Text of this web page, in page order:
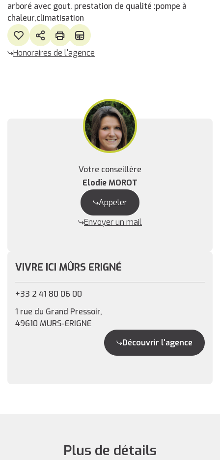
arboré avec gout. prestation de qualité :pompe à
chaleur,climatisation
Honoraires de l'agence
Votre conseillère
Elodie MOROT
Appeler
Envoyer un mail
VIVRE ICI MÛRS ERIGNÉ
+33 2 41 80 06 00
1 rue du Grand Pressoir,
49610 MURS-ERIGNE
Découvrir l'agence
Plus de détails